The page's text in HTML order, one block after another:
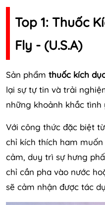
Top 1: Thuốc
Fly - (U.S.A)
Sản phẩm thuốc kích
lại sự tự tin và trải
những khoảnh khắc
Với công thức đặc biệt
chỉ kích thích ham
cảm, duy trì sự hưng
chỉ cần pha vào nước
sẽ cảm nhận được tác